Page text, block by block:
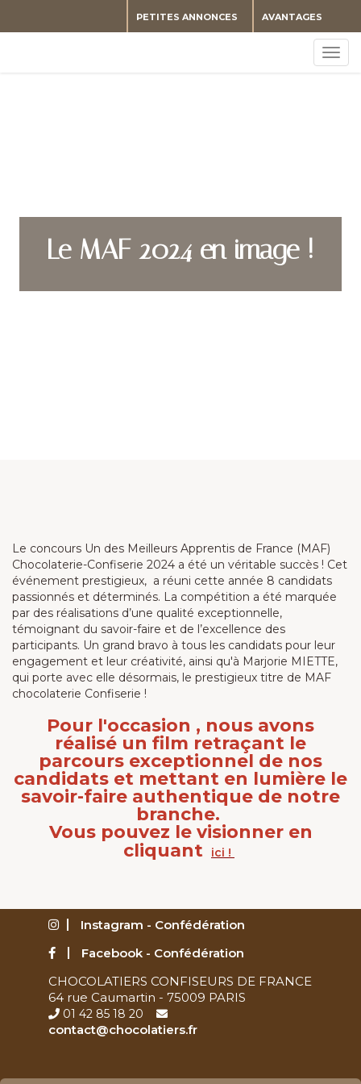
AVANTAGES
PETITES ANNONCES
Le MAF 2024 en image !
Le concours Un des Meilleurs Apprentis de France (MAF)
Chocolaterie-Confiserie 2024 a été un véritable succès ! Cet
événement prestigieux, a réuni cette année 8 candidats
passionnés et déterminés. La compétition a été marquée
par des réalisations d’une qualité exceptionnelle,
témoignant du savoir-faire et de l’excellence des
participants. Un grand bravo à tous les candidats pour leur
engagement et leur créativité, ainsi qu'à Marjorie MIETTE,
qui porte avec elle désormais, le prestigieux titre de MAF
chocolaterie Confiserie !
Pour l'occasion , nous avons
réalisé un film retraçant le
parcours exceptionnel de nos
candidats et mettant en lumière le
savoir-faire authentique de notre
branche.
Vous pouvez le visionner en
cliquant
ici !
Instagram - Confédération
Facebook - Confédération
CHOCOLATIERS CONFISEURS DE FRANCE
64 rue Caumartin - 75009 PARIS
01 42 85 18 20
contact@chocolatiers.fr